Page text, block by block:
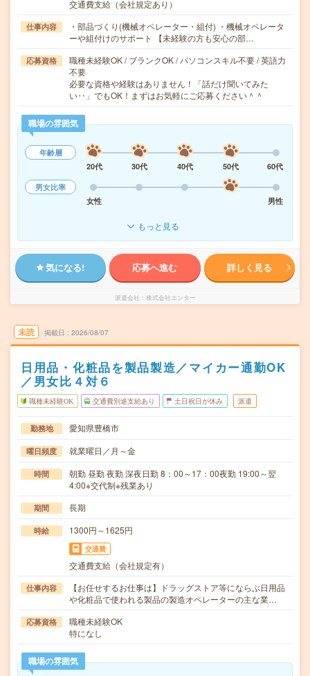
交通費支給（会社規定あり）
仕事内容
・部品づくり(機械オペレーター・組付) ・機械オペレータ
ーや組付けのサポート 【未経験の方も安心の部…
応募資格
職種未経験OK / ブランクOK / パソコンスキル不要 / 英語力
不要
必要な資格や経験はありません！「話だけ聞いてみた
い‥」でもOK！まずはお気軽にご応募ください＾＾
職場の雰囲気
年齢層
20代
30代 40代 50代
60代
男女比率
女性
男性
もっと見る
気になる! 応募へ進む 詳しく見る
派遣会社 株式会社エンター
未読 掲載日 2026/08/07
日用品・化粧品を製品製造／マイカー通勤OK
／男女比４対６
職種未経験OK 交通費別途支給あり 土日祝日が休み 派遣
勤務地 愛知県豊橋市
曜日頻度 就業曜日／月～金
時間
朝勤 昼勤 夜勤 深夜日勤 8：00～17：00夜勤 19:00～翌
4:00※交代制※残業あり
期間 長期
時給 1300円～1625円
交通費
交通費支給（会社規定有）
仕事内容
【お任せするお仕事は】ドラッグストア等にならぶ日用品
や化粧品で使われる製品の製造オペレーターの主な業…
応募資格
職種未経験OK
特になし
職場の雰囲気